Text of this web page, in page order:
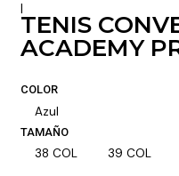
|
TENIS
ACADEMY
COLOR
Azul
TAMAÑO
38 COL 39 COL